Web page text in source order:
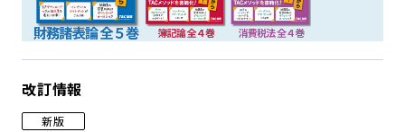
改訂情報
新版